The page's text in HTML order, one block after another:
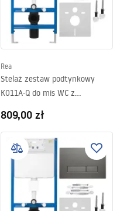
Rea
Stelaż zestaw podtynkowy
K011A-Q do mis WC z
809,00 zł